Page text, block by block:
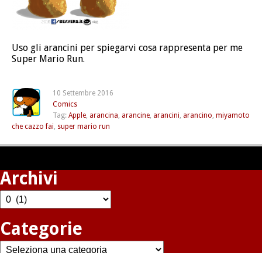
Uso gli arancini per spiegarvi cosa rappresenta per me
Super Mario Run.
10 Settembre 2016
Comics
Tag: Apple, arancina, arancine, arancini, arancino, miyamoto
che cazzo fai, super mario run
Archivi
Archivi
Categorie
Categorie